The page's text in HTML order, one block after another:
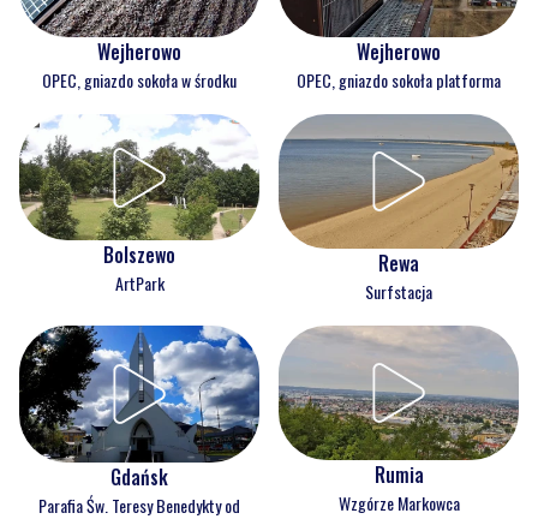
Wejherowo
OPEC, gniazdo sokoła w środku
Wejherowo
OPEC, gniazdo sokoła platforma
Bolszewo
ArtPark
Rewa
Surfstacja
Gdańsk
Parafia Św. Teresy Benedykty od
Rumia
Wzgórze Markowca